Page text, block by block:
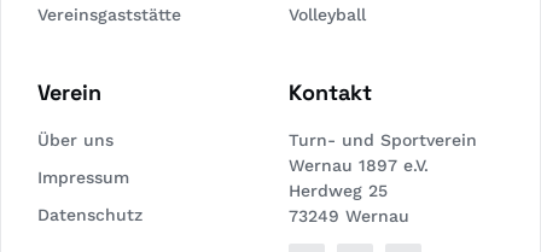
Vereinsgaststätte
Volleyball
Verein
Über uns
Impressum
Datenschutz
Kontakt
Turn- und Sportverein
Wernau 1897 e.V.
Herdweg 25
73249 Wernau